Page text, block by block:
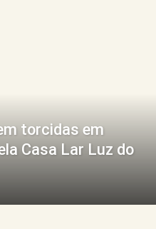
torcidas em
Casa Lar Luz do